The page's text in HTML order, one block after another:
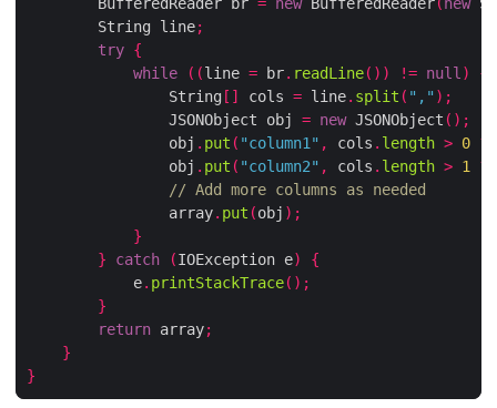
        String line
;
try {
while
((line = br. readLine()) != null )
{
                String
[] cols = line. split ( "," );
                JSONObject obj
= new JSONObject ();
                obj
. put ( "column1" , cols . length > 0 ?
                obj
. put ( "column2" , cols . length > 1 ?
// Add more columns as needed
                array
. put (obj );
}
}
catch (IOException e)
{
            e
. printStackTrace();
}
return array;
}
}